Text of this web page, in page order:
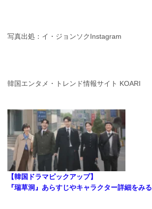
写真出処：イ・ジョンソクInstagram
韓国エンタメ・トレンド情報サイト KOARI
【韓国ドラマピックアップ】
『瑞草洞』あらすじやキャラクター詳細をみる